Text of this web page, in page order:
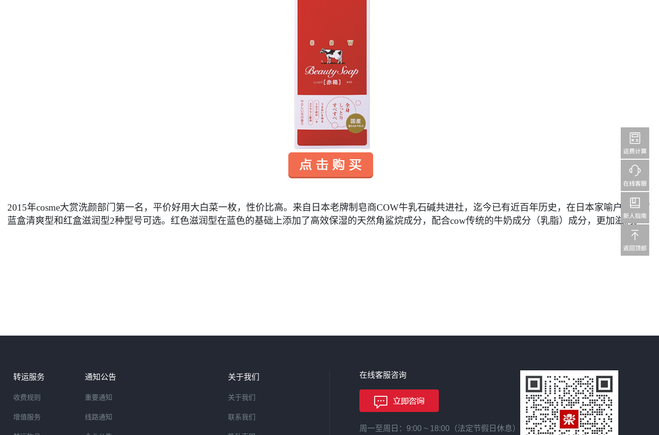
2015年cosme大赏洗颜部门第一名，平价好用大白菜一枚，性价比高。来自日本老牌制皂商COW牛乳石碱共进社，迄今已有近百年历史，在日本家喻户晓。有
蓝盒清爽型和红盒滋润型2种型号可选。红色滋润型在蓝色的基础上添加了高效保湿的天然角鲨烷成分，配合cow传统的牛奶成分（乳脂）成分，更加滋润。
转运服务
收费规则
增值服务
通知公告
重要通知
线路通知
关于我们
关于我们
联系我们
在线客服咨询
周一至周日：9:00 ~ 18:00（法定节假日休息）